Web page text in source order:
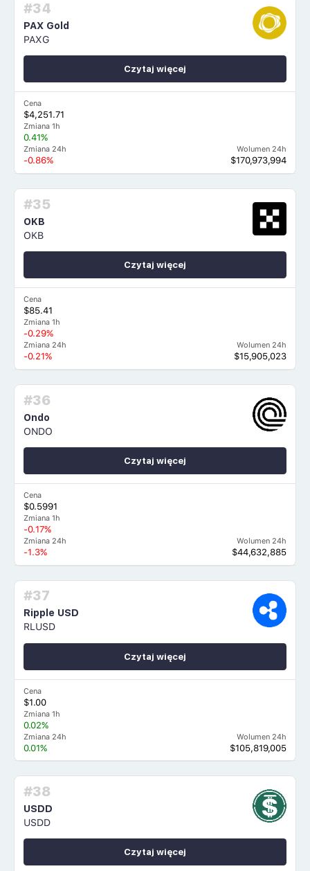
#34
PAX Gold
PAXG
Cena
$4,251.71
Zmiana 1h
0.41%
Zmiana 24h
-0.86%
Wolumen 24h
$170,973,994
Czytaj więcej
#35
OKB
OKB
Cena
$85.41
Zmiana 1h
-0.29%
Zmiana 24h
-0.21%
Wolumen 24h
$15,905,023
Czytaj więcej
#36
Ondo
ONDO
Cena
$0.5991
Zmiana 1h
-0.17%
Zmiana 24h
-1.3%
Wolumen 24h
$44,632,885
Czytaj więcej
#37
Ripple USD
RLUSD
Cena
$1.00
Zmiana 1h
0.02%
Zmiana 24h
0.01%
Wolumen 24h
$105,819,005
Czytaj więcej
#38
USDD
USDD
Czytaj więcej